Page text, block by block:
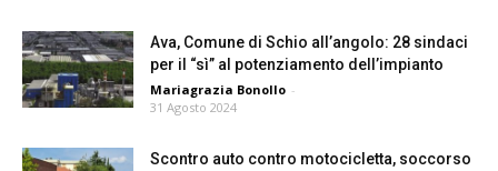
Ava, Comune di Schio all’angolo: 28 sindaci
per il “sì” al potenziamento dell’impianto
Mariagrazia Bonollo -
31 Agosto 2024
Scontro auto contro motocicletta, soccorso